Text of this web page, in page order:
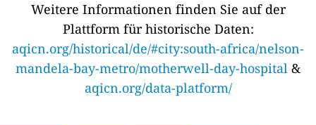
Weitere Informationen finden Sie auf der
Plattform für historische Daten:
aqicn.org/historical/de/#city:south-africa/nelson-
mandela-bay-metro/motherwell-day-hospital &
aqicn.org/data-platform/